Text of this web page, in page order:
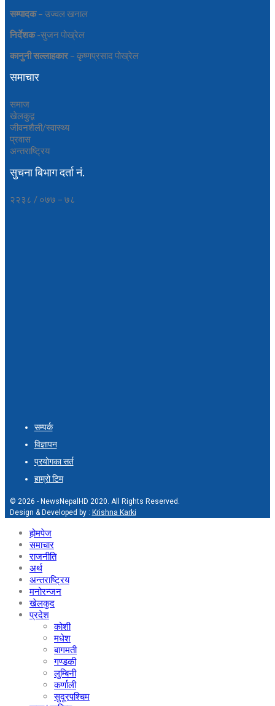
सम्पादक– उज्वल खनाल
निर्देशक-सुजन पोख्रेल
कानुनीसल्लाहकार– कृष्णप्रसाद पोख्रेल
समाचार
समाज
खेलकुद़़
जीवनशैली/स्वास्थ्य
प्रवास
अन्तराष्ट्रिय
सुचना बिभाग दर्ता नं.
२२३८ / ०७७ – ७८
सम्पर्क
विज्ञापन
प्रयोगका सर्त
हाम्रो टिम
© 2026 - NewsNepalHD 2020. All Rights Reserved.
Design & Developed by : Krishna Karki
होमपेज
समाचार
राजनीति
अर्थ
अन्तराष्ट्रिय
मनोरन्जन
खेलकुद
प्रदेश
कोशी
मधेश
बागमती
गण्डकी
लुम्बिनी
कर्णाली
सुदूरपश्चिम